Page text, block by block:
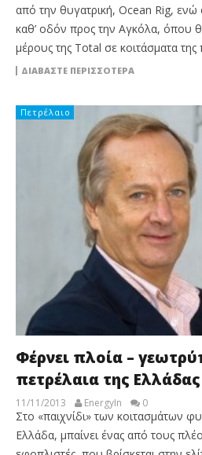
από την θυγατρική, Ocean Rig, ενώ
καθ’ οδόν προς την Αγκόλα, όπου
μέρους της Total σε κοιτάσματα της
ΔΙΑΒΆΣΤΕ ΠΕΡΙΣΣΌΤΕΡΑ
Πετρέλαιο
Φέρνει πλοία –
πετρέλαια της Ελλάδας
11/11/2013 EnergyIn 0
Στο «παιχνίδι» των κοιτασμάτων
Ελλάδα, μπαίνει ένας από τους